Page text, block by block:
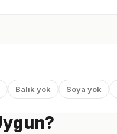
Balık yok Soya yok